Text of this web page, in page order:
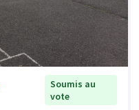
Soumis au
vote